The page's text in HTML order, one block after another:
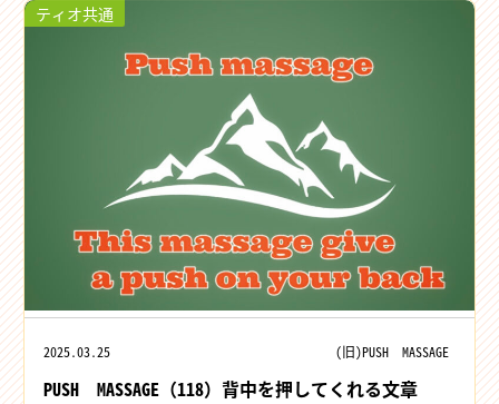
ティオ共通
2025.03.25 (旧)PUSH MASSAGE
PUSH MASSAGE（118）背中を押してくれる文章